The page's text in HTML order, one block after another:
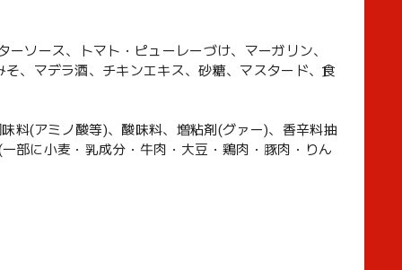
ソース、トマト・ピューレーづけ、マーガリン、
、マデラ酒、チキンエキス、砂糖、マスタード、食
料(アミノ酸等)、酸味料、増粘剤(グァー)、香辛料抽
部に小麦・乳成分・牛肉・大豆・鶏肉・豚肉・りん